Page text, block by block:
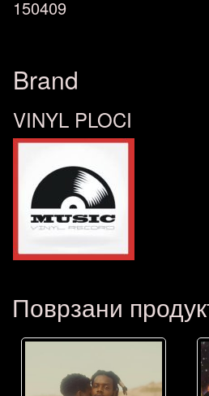
150409
Brand
VINYL PLOCI
Поврзани